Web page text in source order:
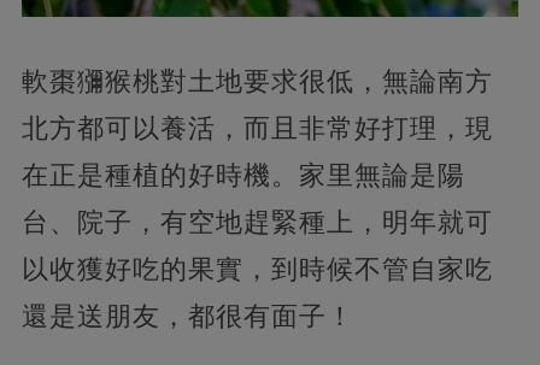
軟棗獼猴桃對土地要求很低，無論南方
北方都可以養活，而且非常好打理，現
在正是種植的好時機。家里無論是陽
台、院子，有空地趕緊種上，明年就可
以收獲好吃的果實，到時候不管自家吃
還是送朋友，都很有面子！